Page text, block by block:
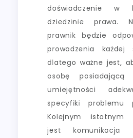
doświadczenie w
dziedzinie prawa.
prawnik będzie
prowadzenia każdej
dlatego ważne jest,
osobę
umiejętności
specyfiki problemu
Kolejnym istotnym
jest komunikacja